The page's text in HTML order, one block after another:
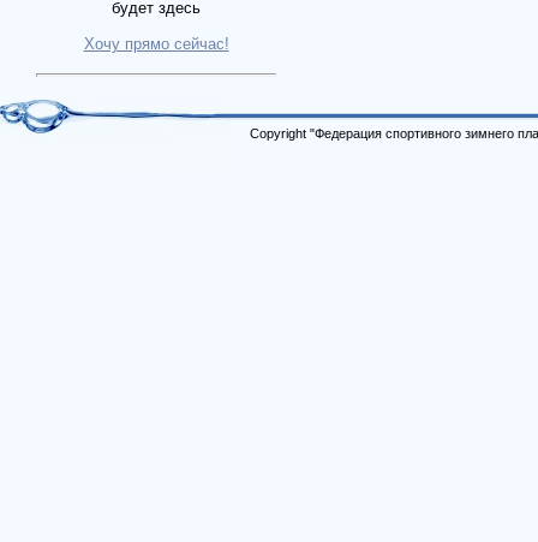
будет здесь
Хочу прямо сейчас!
Copyright "Федерация спортивного зимнего